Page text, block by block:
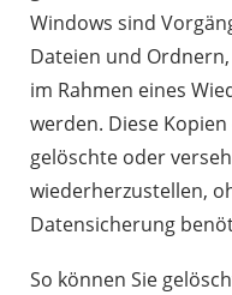
Windows sind
Dateien und
im Rahmen eines
werden. Diese
gelöschte oder
wiederherzustellen,
Datensicherung
So können Sie